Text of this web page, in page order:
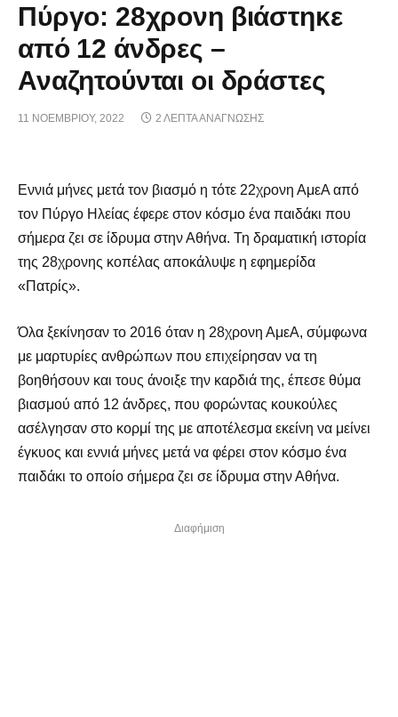
Πύργο: 28χρονη βιάστηκε
από 12 άνδρες –
Αναζητούνται οι δράστες
11 ΝΟΕΜΒΡΊΟΥ, 2022 2 ΛΕΠΤΆ ΑΝΆΓΝΩΣΗΣ
Εννιά μήνες μετά τον βιασμό η τότε 22χρονη ΑμεΑ από
τον Πύργο Ηλείας έφερε στον κόσμο ένα παιδάκι που
σήμερα ζει σε ίδρυμα στην Αθήνα. Τη δραματική ιστορία
της 28χρονης κοπέλας αποκάλυψε η εφημερίδα
«Πατρίς».
Όλα ξεκίνησαν το 2016 όταν η 28χρονη ΑμεΑ, σύμφωνα
με μαρτυρίες ανθρώπων που επιχείρησαν να τη
βοηθήσουν και τους άνοιξε την καρδιά της, έπεσε θύμα
βιασμού από 12 άνδρες, που φορώντας κουκούλες
ασέλγησαν στο κορμί της με αποτέλεσμα εκείνη να μείνει
έγκυος και εννιά μήνες μετά να φέρει στον κόσμο ένα
παιδάκι το οποίο σήμερα ζει σε ίδρυμα στην Αθήνα.
Διαφήμιση